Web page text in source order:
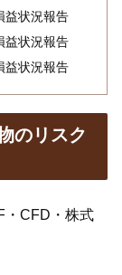
益状況報告
益状況報告
益状況報告
のリスク
・CFD・株式